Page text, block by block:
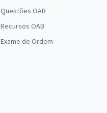
Questões OAB
Recursos OAB
Exame de Ordem